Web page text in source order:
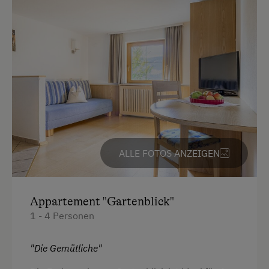
Kostenlose Parkplätze
Ab-Hof-Verkauf
Bauernstube
Familienanschluss
Garten/Wiese
Mithilfe am Hof
Spielgefährten
ALLE FOTOS ANZEIGEN
Appartement "Gartenblick"
1 - 4 Personen
"Die Gemütliche"